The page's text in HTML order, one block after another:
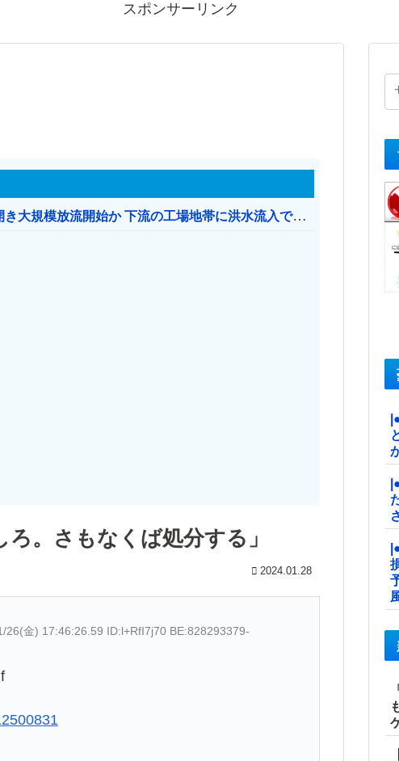
スポンサーリンク
【おわった】 三峡ダム、豪雨で13基の水門を開き大規模放流開始か 下流の工場地帯に洪水流入で崩壊はじまる
。さもなくば処分する」
2024.01.28
26(金) 17:46:26.59 ID:l+RfI7j70 BE:828293379-